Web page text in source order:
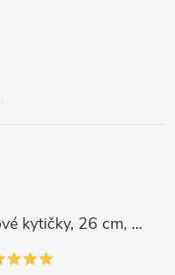
Mísa válcová, porcelán, růžové kytičky, 26 cm, G. Benedikt